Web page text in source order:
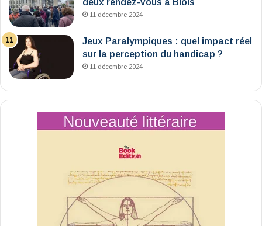
deux rendez-vous à Blois
11 décembre 2024
Jeux Paralympiques : quel impact réel
sur la perception du handicap ?
11 décembre 2024